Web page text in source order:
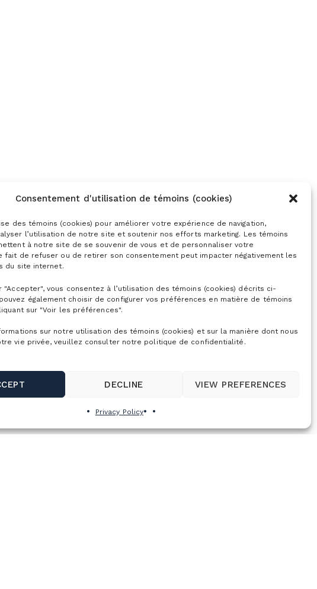
Consentement d'utilisation de témoins (cookies)
des témoins (cookies) pour améliorer votre expérience de navigation,
l’utilisation de notre site et soutenir nos efforts marketing. Les témoins
à notre site de se souvenir de vous et de personnaliser votre
fait de refuser ou de retirer son consentement peut impacter négativement les
du site internet.
"Accepter", vous consentez à l’utilisation des témoins (cookies) décrits ci-
également choisir de configurer vos préférences en matière de témoins
sur "Voir les préférences".
sur notre utilisation des témoins (cookies) et sur la manière dont nous
vie privée, veuillez consulter notre politique de confidentialité.
DECLINE VIEW PREFERENCES
Privacy Policy